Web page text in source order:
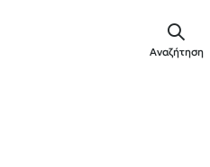
Αναζήτηση